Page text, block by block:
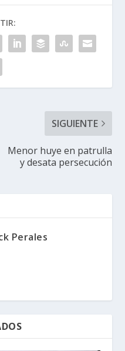
SIGUIENTE
Menor huye en patrulla
y desata persecución
Perales